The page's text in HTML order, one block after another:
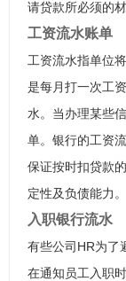
请贷款所必须的材
工资流水账单
工资流水指单位
是每月打一次工
水。当办理某些
单。银行的工资
保证按时扣贷款
定性及负债能力。
入职银行流水
有些公司HR为了
在通知员工入职